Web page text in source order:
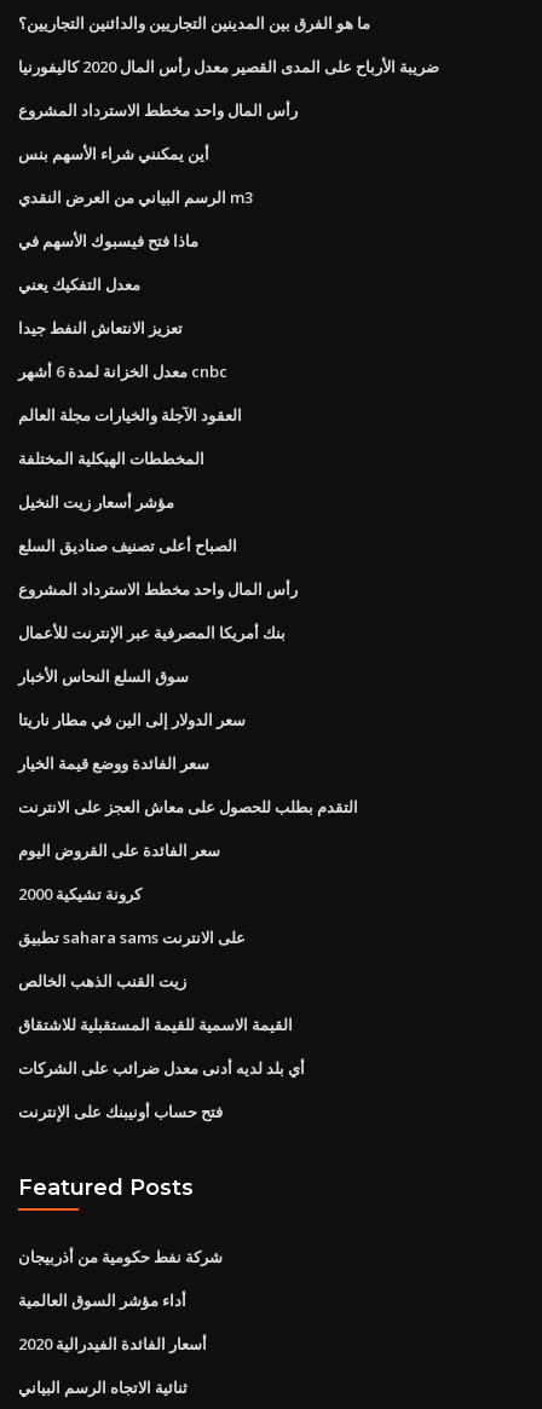
ما هو الفرق بين المدينين التجاريين والدائنين التجاريين؟
ضريبة الأرباح على المدى القصير معدل رأس المال 2020 كاليفورنيا
رأس المال واحد مخطط الاسترداد المشروع
أين يمكنني شراء الأسهم بنس
الرسم البياني من العرض النقدي m3
ماذا فتح فيسبوك الأسهم في
معدل التفكيك يعني
تعزيز الانتعاش النفط جيدا
معدل الخزانة لمدة 6 أشهر cnbc
العقود الآجلة والخيارات مجلة العالم
المخططات الهيكلية المختلفة
مؤشر أسعار زيت النخيل
الصباح أعلى تصنيف صناديق السلع
رأس المال واحد مخطط الاسترداد المشروع
بنك أمريكا المصرفية عبر الإنترنت للأعمال
سوق السلع النحاس الأخبار
سعر الدولار إلى الين في مطار ناريتا
سعر الفائدة ووضع قيمة الخيار
التقدم بطلب للحصول على معاش العجز على الانترنت
سعر الفائدة على القروض اليوم
2000 كرونة تشيكية
تطبيق sahara sams على الانترنت
زيت القنب الذهب الخالص
القيمة الاسمية للقيمة المستقبلية للاشتقاق
أي بلد لديه أدنى معدل ضرائب على الشركات
فتح حساب أونيبنك على الإنترنت
Featured Posts
شركة نفط حكومية من أذربيجان
أداء مؤشر السوق العالمية
أسعار الفائدة الفيدرالية 2020
ثنائية الاتجاه الرسم البياني